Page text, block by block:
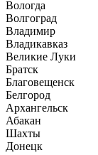
Вологда
Волгоград
Владимир
Владикавказ
Великие Луки
Братск
Благовещенск
Белгород
Архангельск
Абакан
Шахты
Донецк